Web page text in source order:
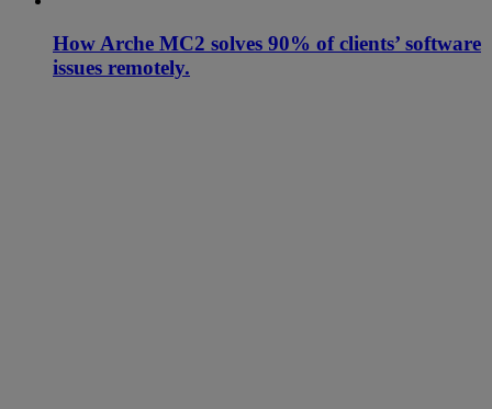
How Arche MC2 solves 90% of clients’ software
issues remotely.